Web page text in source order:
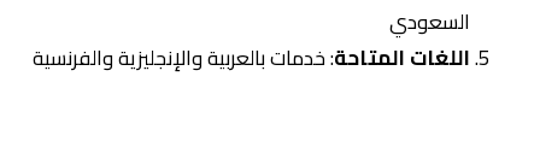
السعودي
اللغات المتاحة: خدمات بالعربية والإنجليزية والفرنسية